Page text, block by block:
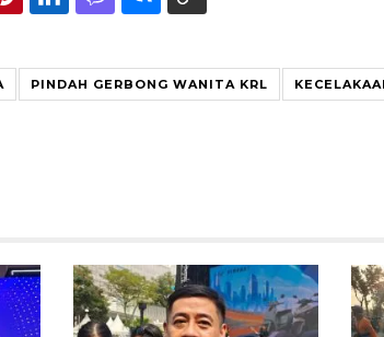
PINDAH GERBONG WANITA KRL
Belanja
segar